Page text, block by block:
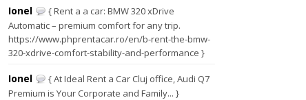
Ionel
{ Rent a a car: BMW 320 xDrive
Automatic – premium comfort for any trip.
https://www.phprentacar.ro/en/b-rent-the-bmw-
320-xdrive-comfort-stability-and-performance }
Ionel
{ At Ideal Rent a Car Cluj office, Audi Q7
Premium is Your Corporate and Family... }